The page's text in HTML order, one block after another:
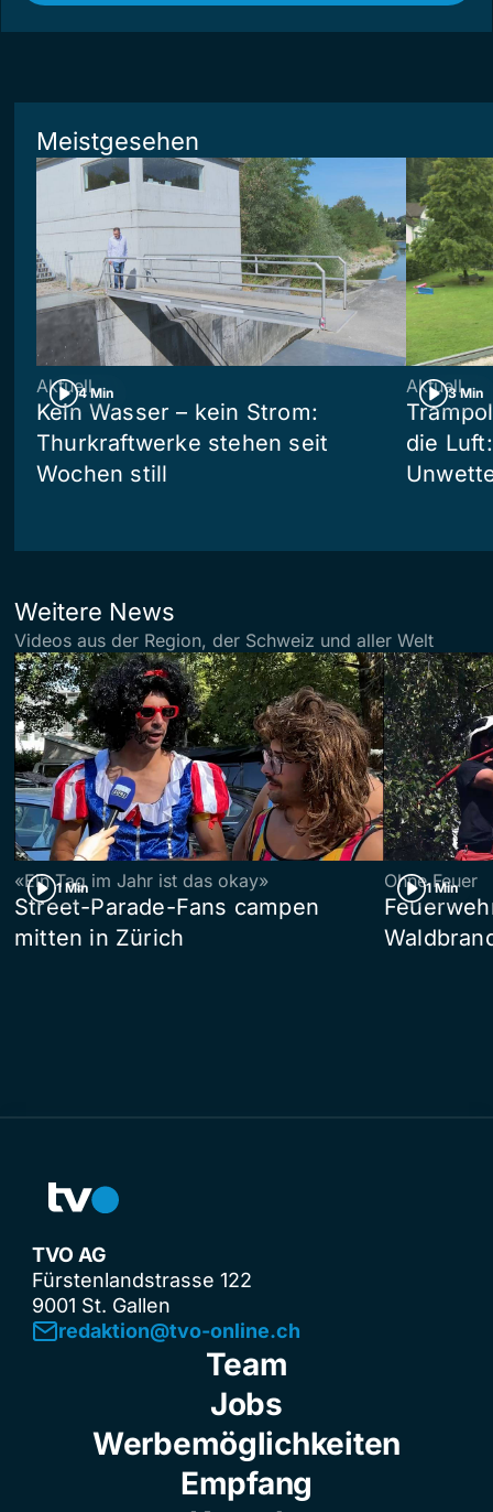
Meistgesehen
4 Min
Aktuell
Kein Wasser – kein Strom:
Thurkraftwerke stehen seit
Wochen still
3 Min
Aktuell
die
Weitere News
Videos aus der Region, der Schweiz und aller Welt
1 Min
«Ein Tag im Jahr ist das okay»
Street-Parade-Fans campen
mitten in Zürich
1 Min
Ohne Feuer
TVO AG
Fürstenlandstrasse 122
9001 St. Gallen
redaktion@tvo-online.ch
Team
Jobs
Werbemöglichkeiten
Empfang